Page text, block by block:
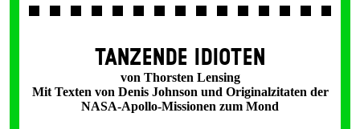
TANZENDE IDIOTEN
von Thorsten Lensing
Mit Texten von Denis Johnson und Originalzitaten der
NASA-Apollo-Missionen zum Mond